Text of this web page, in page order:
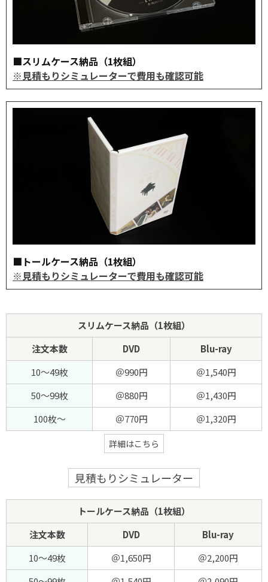
■スリムケース納品（1枚組）
※見積もりシミュレーターで費用も確認可能
■トールケース納品（1枚組）
※見積もりシミュレーターで費用も確認可能
スリムケース納品（1枚組）
注文本数
DVD
Blu-ray
10～49枚
＠990円
＠1,540円
50～99枚
＠880円
＠1,430円
100枚～
＠770円 ＠1,320円
詳細はこちら
見積もりシミュレーター
トールケース納品（1枚組）
注文本数
DVD
Blu-ray
10～49枚
＠1,650円
＠2,200円